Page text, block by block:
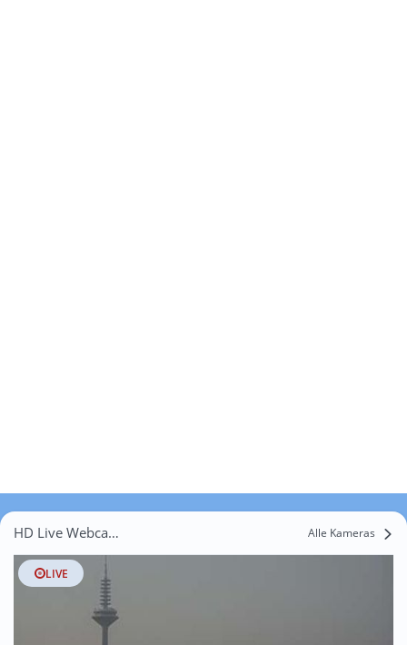
HD Live Webcams Lützellinden Alle Kameras
LIVE